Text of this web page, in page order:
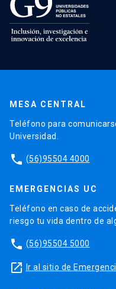
MESA CENTRAL
Teléfono para
Universidad.
phone (56)95504 4000
EMERGENCIAS UC
Teléfono en caso de
riesgo tu vida dentro de
phone (56)95504 5000
launch Ir al sitio de